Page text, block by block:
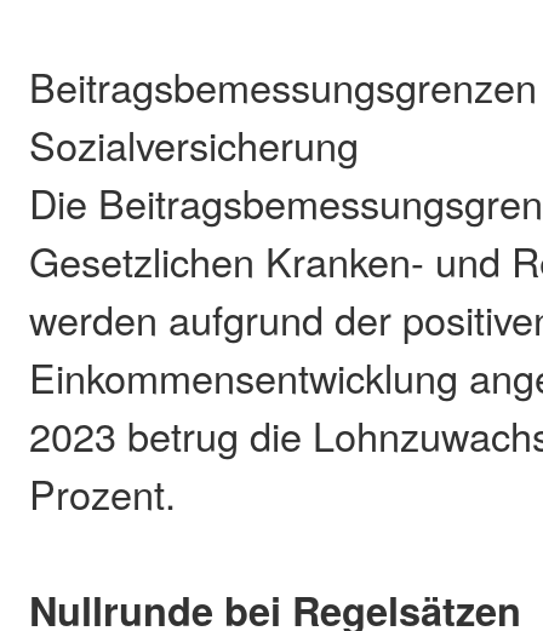
Sozialversicherung
Die
Gesetzlichen Kranken- und
werden aufgrund der
Einkommensentwicklung
2023 betrug die
Prozent.
Nullrunde bei Regelsätzen